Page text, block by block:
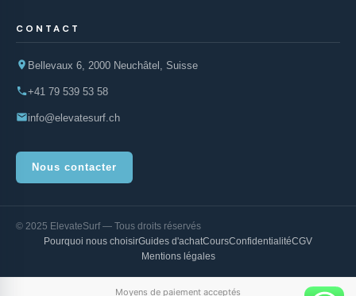
CONTACT
Bellevaux 6, 2000 Neuchâtel, Suisse
+41 79 539 53 58
info@elevatesurf.ch
Nous contacter
© 2025 ElevateSurf — Tous droits réservés
Pourquoi nous choisirGuides d'achatCoursConfidentialitéCGV
Mentions légales
Moyens de paiement acceptés